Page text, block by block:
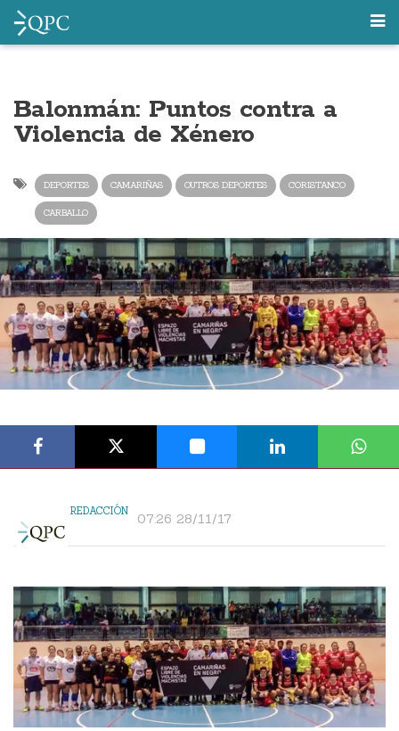
Balonmán: Puntos contra a
Violencia de Xénero
DEPORTES CAMARIÑAS OUTROS DEPORTES CORISTANCO
CARBALLO
REDACCIÓN 07:26 28/11/17